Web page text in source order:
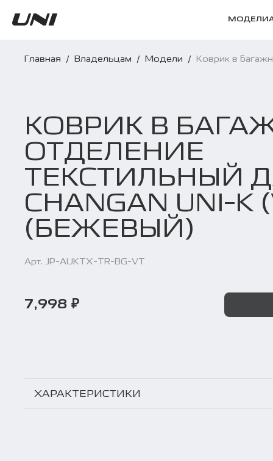
МОДЕЛИ
Главная / Владельцам / Модели / Коврик в
КОВРИК В
ОТДЕЛЕНИЕ
ТЕКСТИЛЬНЫЙ
CHANGAN UNI-K
(БЕЖЕВЫЙ)
Арт. JP-AUKTX-TR-BG-VT
7,998 ₽
ХАРАКТЕРИСТИКИ